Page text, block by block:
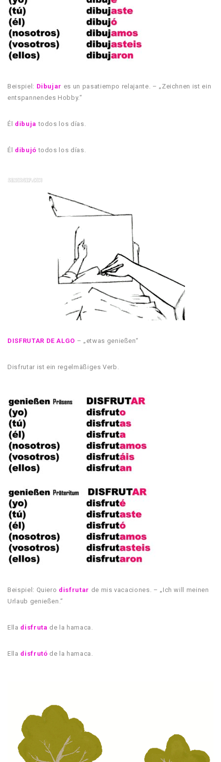
Beispiel: Dibujar es un pasatiempo relajante. – „Zeichnen ist ein
entspannendes Hobby.“
Él dibujatodos los días.
Él dibujótodos los días.
DISFRUTAR DE ALGO – „etwas genießen“
Disfrutar ist ein regelmäßiges Verb.
Beispiel: Quiero disfrutar de mis vacaciones. – „Ich will meinen
Urlaub genießen.“
Ella disfruta de la hamaca.
Ella disfrutó de la hamaca.